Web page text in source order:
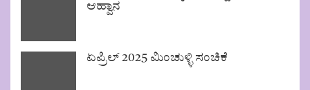
ಆಹ್ವಾನ
ಏಪ್ರಿಲ್ 2025 ಮಿಂಚುಳ್ಳಿ ಸಂಚಿಕೆ